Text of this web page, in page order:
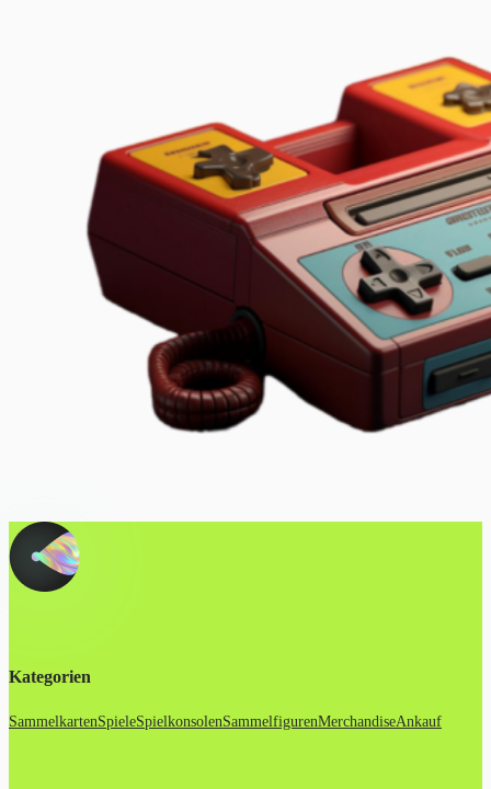
Kategorien
SammelkartenSpieleSpielkonsolenSammelfigurenMerchandiseAnkauf